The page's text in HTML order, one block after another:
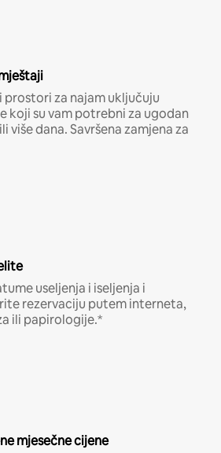
za najam uključuju
koji su vam potrebni za ugodan
više dana. Savršena zamjena za
useljenja i iseljenja i
rezervaciju putem interneta,
ili papirologije.*
mjesečne cijene